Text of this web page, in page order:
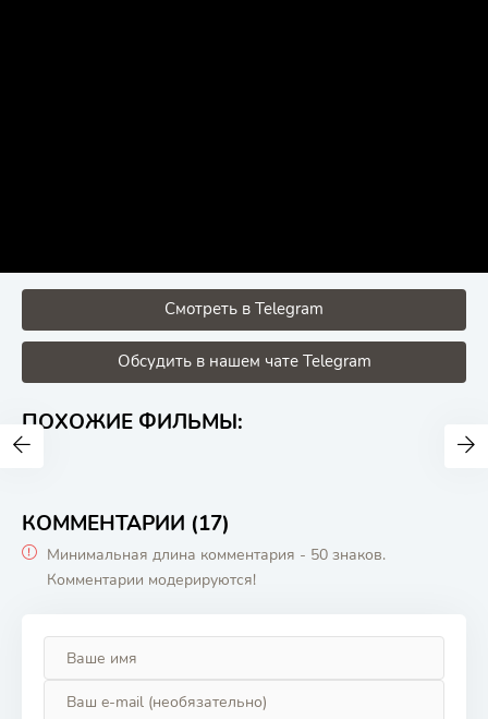
Смотреть в Telegram
Обсудить в нашем чате Telegram
ПОХОЖИЕ ФИЛЬМЫ:
КОММЕНТАРИИ (17)
Минимальная длина комментария - 50 знаков.
Комментарии модерируются!